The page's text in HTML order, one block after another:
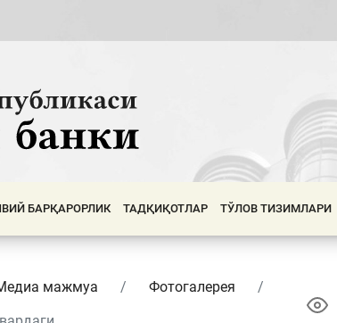
БАРҚАРОРЛИК ТАДҚИҚОТЛАР ТЎЛОВ ТИЗИМЛАРИ
мажмуа
Фотогалерея